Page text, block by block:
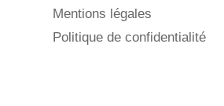
Mentions légales
Politique de confidentialité